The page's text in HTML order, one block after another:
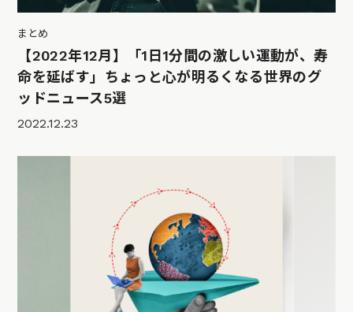
まとめ
【2022年12月】「1日1分間の激しい運動が、寿
命を延ばす」ちょっと心が明るくなる世界のグ
ッドニュース5選
2022.12.23